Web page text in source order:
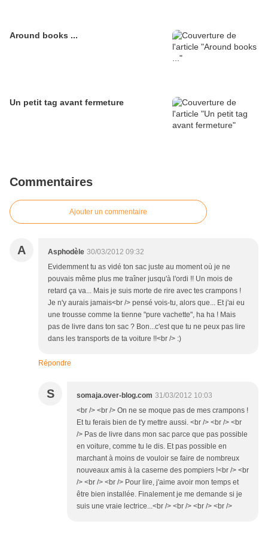
Around books ...
Un petit tag avant fermeture
Commentaires
Ajouter un commentaire
A Asphodèle 30/03/2012 09:32
Evidemment tu as vidé ton sac juste au moment où je ne
pouvais même plus me traîner jusqu'à l'ordi !! Un mois de
retard ça va... Mais je suis morte de rire avec tes crampons !
Je n'y aurais jamais<br /> pensé vois-tu, alors que... Et j'ai eu
une trousse comme la tienne "pure vachette", ha ha ! Mais
pas de livre dans ton sac ? Bon...c'est que tu ne peux pas lire
dans les transports de ta voiture !!<br /> :)
Répondre
S somaja.over-blog.com 31/03/2012 10:03
<br /> <br /> On ne se moque pas de mes crampons !
Et tu ferais bien de t'y mettre aussi. <br /> <br /> <br
/> Pas de livre dans mon sac parce que pas possible
en voiture, comme tu le dis. Et pas possible en
marchant à moins de vouloir se faire de nombreux
nouveaux amis à la caserne des pompiers !<br /> <br
/> <br /> <br /> Pour lire, j'aime avoir mon temps et
être bien installée. Finalement je me demande si je
suis une vraie lectrice...<br /> <br /> <br /> <br />